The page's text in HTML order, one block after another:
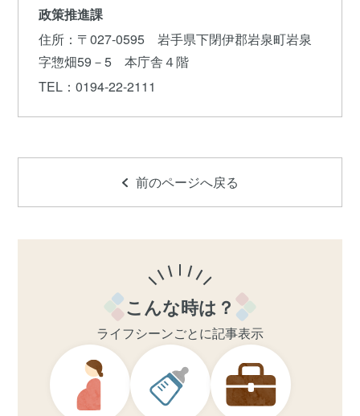
政策推進課
住所 ：〒027-0595 岩手県下閉伊郡岩泉町岩泉
字惣畑59－5 本庁舎４階
TEL ：0194-22-2111
前のページへ戻る
こんな時は？
ライフシーンごとに記事表示